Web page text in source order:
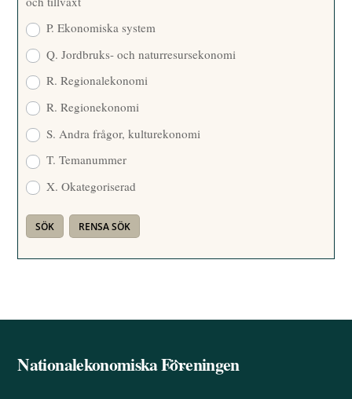
P. Ekonomiska system
Q. Jordbruks- och naturresursekonomi
R. Regionalekonomi
R. Regionekonomi
S. Andra frågor, kulturekonomi
T. Temanummer
X. Okategoriserad
Back
Nationalekonomiska Föreningen